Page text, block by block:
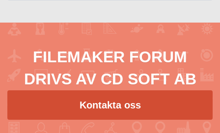
FILEMAKER FORUM
DRIVS AV CD SOFT AB
Kontakta oss